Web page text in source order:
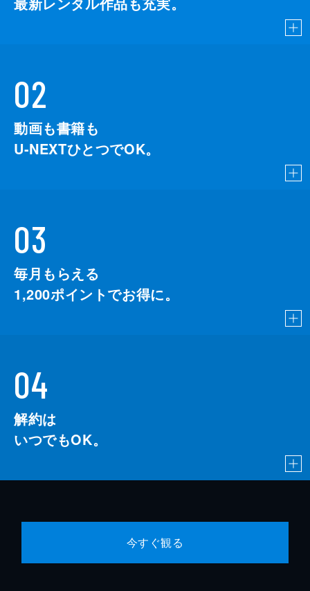
02
動画も書籍も
U-NEXTひとつでOK。
03
毎月もらえる
1,200ポイントでお得に。
04
解約は
いつでもOK。
今すぐ観る